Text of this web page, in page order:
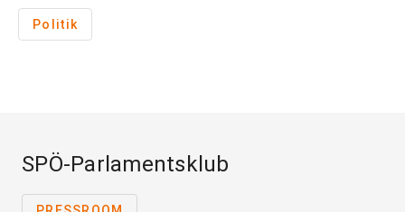
Politik
SPÖ-Parlamentsklub